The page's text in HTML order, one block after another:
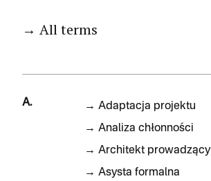
→ All terms
A. → Adaptacja projektu
→ Analiza chłonności
→ Architekt prowadzący
→ Asysta formalna